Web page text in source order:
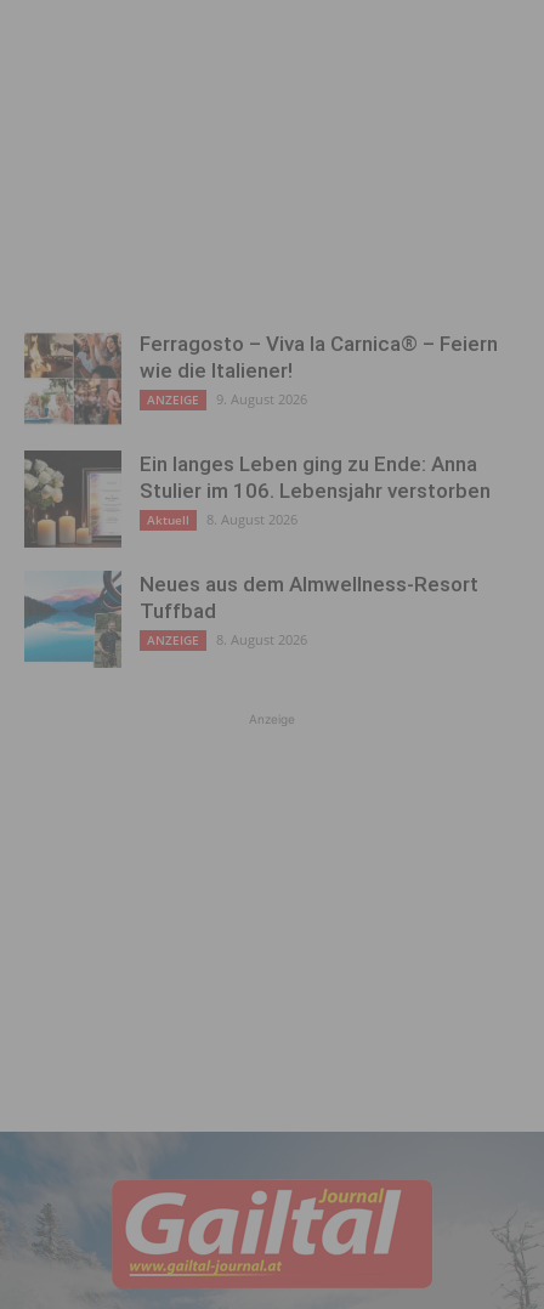
Ferragosto – Viva la Carnica® – Feiern
wie die Italiener!
ANZEIGE 9. August 2026
Ein langes Leben ging zu Ende: Anna
Stulier im 106. Lebensjahr verstorben
Aktuell 8. August 2026
Neues aus dem Almwellness-Resort
Tuffbad
ANZEIGE 8. August 2026
Anzeige